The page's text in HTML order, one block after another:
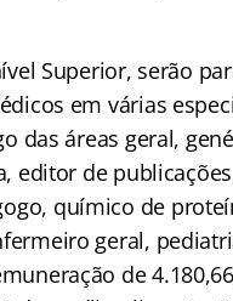
Superior, serão
em várias
das áreas geral,
editor de
químico de
geral,
de